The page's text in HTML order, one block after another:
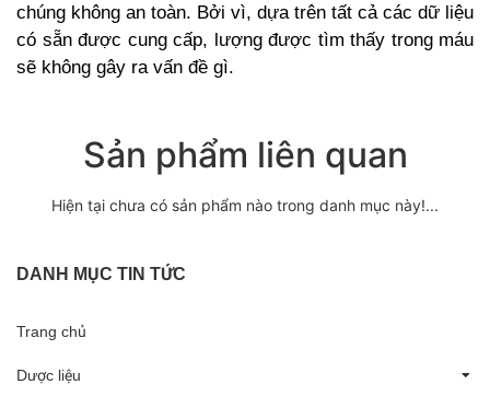
chúng không an toàn. Bởi vì, dựa trên tất cả các dữ liệu
có sẵn được cung cấp, lượng được tìm thấy trong máu
sẽ không gây ra vấn đề gì.
Sản phẩm liên quan
Hiện tại chưa có sản phẩm nào trong danh mục này!...
DANH MỤC TIN TỨC
Trang chủ
Dược liệu